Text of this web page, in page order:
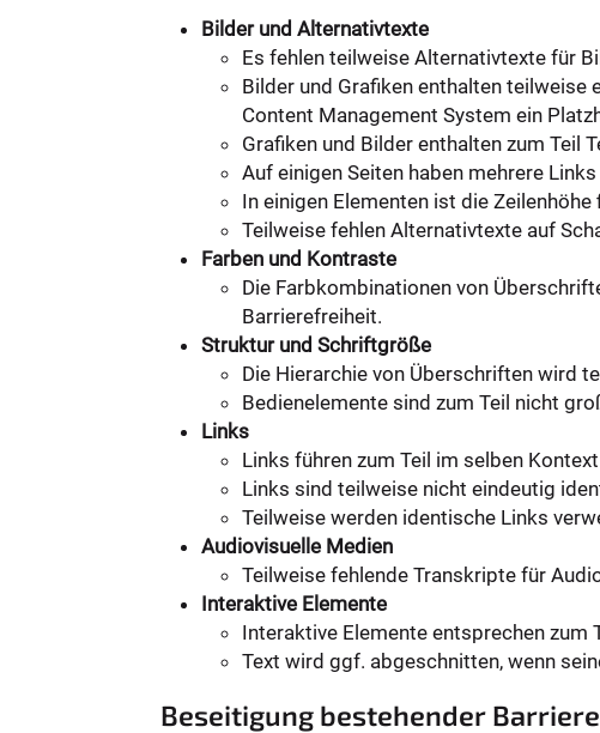
Bilder und Alternativtexte
Es fehlen teilweise Alternativtexte für
Bilder und Grafiken enthalten teilweise
Content Management System ein
Grafiken und Bilder enthalten zum Teil
Auf einigen Seiten haben mehrere
In einigen Elementen ist die
Teilweise fehlen Alternativtexte auf
Farben und Kontraste
Die Farbkombinationen von
Barrierefreiheit.
Struktur und Schriftgröße
Die Hierarchie von Überschriften wird
Bedienelemente sind zum Teil nicht
Links
Links führen zum Teil im selben
Links sind teilweise nicht eindeutig
Teilweise werden identische Links
Audiovisuelle Medien
Teilweise fehlende Transkripte für
Interaktive Elemente
Interaktive Elemente entsprechen
Text wird ggf. abgeschnitten, wenn
Beseitigung bestehender